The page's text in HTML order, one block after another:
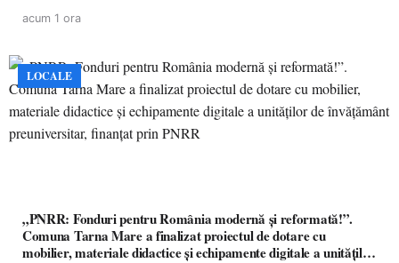
acum 1 ora
LOCALE
„PNRR: Fonduri pentru România modernă și reformată!”.
Comuna Tarna Mare a finalizat proiectul de dotare cu
mobilier, materiale didactice și echipamente digitale a unităților